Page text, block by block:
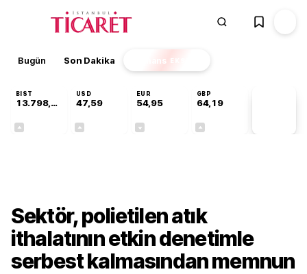
Bugün Son Dakika Finans EKSTRA
BIST
13.798,82
USD
47,59
EUR
54,95
GBP
64,19
Sektör, polietilen atık
ithalatının etkin denetimle
serbest kalmasından memnun